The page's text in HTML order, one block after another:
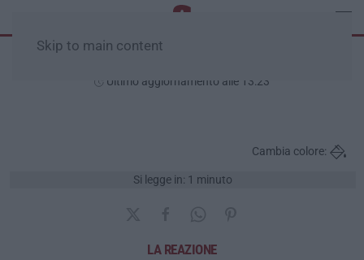
Skip to main content
Ultimo aggiornamento alle 13:23
Si legge in: 1 minuto
Cambia colore:
LA REAZIONE